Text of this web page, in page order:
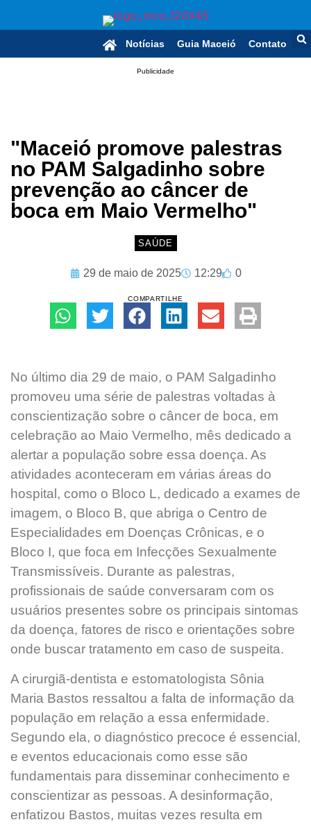
Notícias Guia Maceió Contato
Publicidade
"Maceió promove palestras
no PAM Salgadinho sobre
prevenção ao câncer de
boca em Maio Vermelho"
SAÚDE
29 de maio de 2025 12:29 0
COMPARTILHE
No último dia 29 de maio, o PAM Salgadinho
promoveu uma série de palestras voltadas à
conscientização sobre o câncer de boca, em
celebração ao Maio Vermelho, mês dedicado a
alertar a população sobre essa doença. As
atividades aconteceram em várias áreas do
hospital, como o Bloco L, dedicado a exames de
imagem, o Bloco B, que abriga o Centro de
Especialidades em Doenças Crônicas, e o
Bloco I, que foca em Infecções Sexualmente
Transmissíveis. Durante as palestras,
profissionais de saúde conversaram com os
usuários presentes sobre os principais sintomas
da doença, fatores de risco e orientações sobre
onde buscar tratamento em caso de suspeita.
A cirurgiã-dentista e estomatologista Sônia
Maria Bastos ressaltou a falta de informação da
população em relação a essa enfermidade.
Segundo ela, o diagnóstico precoce é essencial,
e eventos educacionais como esse são
fundamentais para disseminar conhecimento e
conscientizar as pessoas. A desinformação,
enfatizou Bastos, muitas vezes resulta em